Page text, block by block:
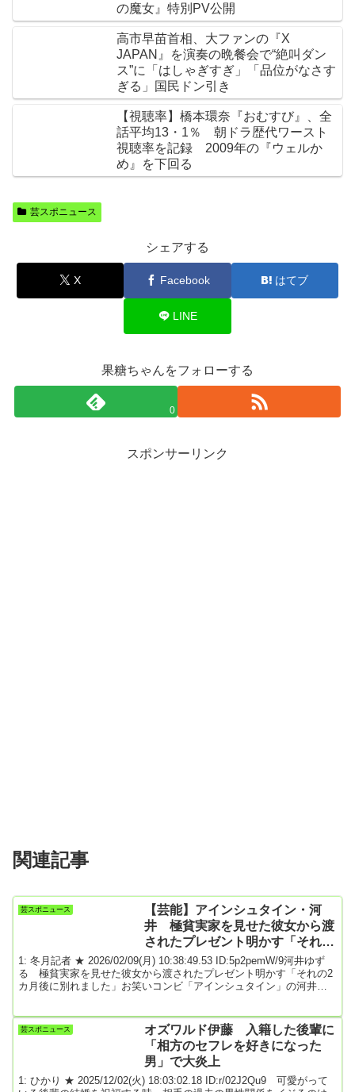
の魔女』特別PV公開
高市早苗首相、大ファンの『X
JAPAN』を演奏の晩餐会で“絶叫ダン
ス”に「はしゃぎすぎ」「品位がなさす
ぎる」国民ドン引き
【視聴率】橋本環奈『おむすび』、全
話平均13・1％ 朝ドラ歴代ワースト
視聴率を記録 2009年の『ウェルか
め』を下回る
芸スポニュース
シェアする
X Facebook はてブ
LINE
果糖ちゃんをフォローする
0
スポンサーリンク
関連記事
芸スポニュース
【芸能】アインシュタイン・河
井 極貧実家を見せた彼女から渡
されたプレゼント明かす「それの
2カ月後に別れました」
1: 冬月記者 ★ 2026/02/09(月) 10:38:49.53 ID:5p2pemW/9河井ゆず
る 極貧実家を見せた彼女から渡されたプレゼント明かす「それの2
カ月後に別れました」お笑いコンビ「アインシュタイン」の河井ゆ
いた彼女との思い出を語った。明石家さんまから「どういうタイプ
の人が好きやねん、ほんまに？」と聞かれた河井は「いわゆる昭和
っぽいみたいな。古風な感...
芸スポニュース
オズワルド伊藤 入籍した後輩に
「相方のセフレを好きになった
男」で大炎上
1: ひかり ★ 2025/12/02(火) 18:03:02.18 ID:r/02J2Qu9 可愛がって